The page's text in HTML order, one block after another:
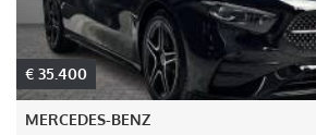
€ 35.400
MERCEDES-BENZ